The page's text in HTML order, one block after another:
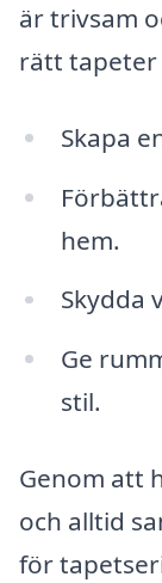
är trivsam
rätt tapeter
Skapa
hem.
Skydda
Ge
stil.
Genom att
och alltid
för